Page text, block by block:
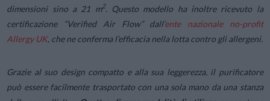
dimensioni sino a 21 m2. Questo modello ha inoltre ricevuto la
certificazione “Verified Air Flow” dall’ente nazionale no-profit
Allergy UK, che ne conferma l’efficacia nella lotta contro gli allergeni.
Grazie al suo design compatto e alla sua leggerezza, il purificatore
può essere facilmente trasportato con una sola mano da una stanza